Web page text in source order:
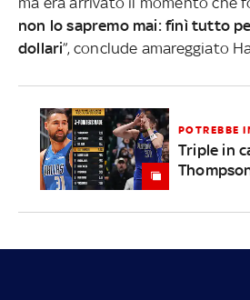
non lo sapremo mai: finì tutto
dollari”, conclude amareggiato
POTREBBE
Triple in